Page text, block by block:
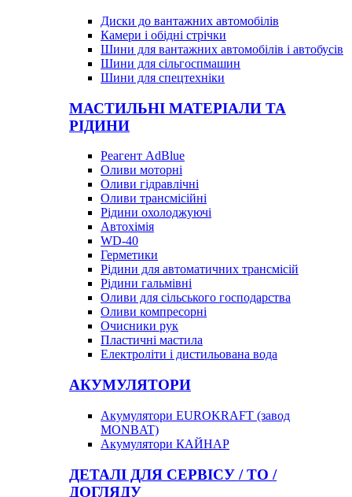
Диски до вантажних автомобілів
Камери і обідні стрічки
Шини для вантажних автомобілів і автобусів
Шини для сільгоспмашин
Шини для спецтехніки
МАСТИЛЬНІ МАТЕРІАЛИ ТА
РІДИНИ
Реагент AdBlue
Оливи моторні
Оливи гідравлічні
Оливи трансмісійні
Рідини охолоджуючі
Автохімія
WD-40
Герметики
Рідини для автоматичних трансмісій
Рідини гальмівні
Оливи для сільського господарства
Оливи компресорні
Очисники рук
Пластичні мастила
Електроліти і дистильована вода
АКУМУЛЯТОРИ
Акумулятори EUROKRAFT (завод
MONBAT)
Акумулятори КАЙНАР
ДЕТАЛІ ДЛЯ СЕРВІСУ / ТО /
ДОГЛЯДУ